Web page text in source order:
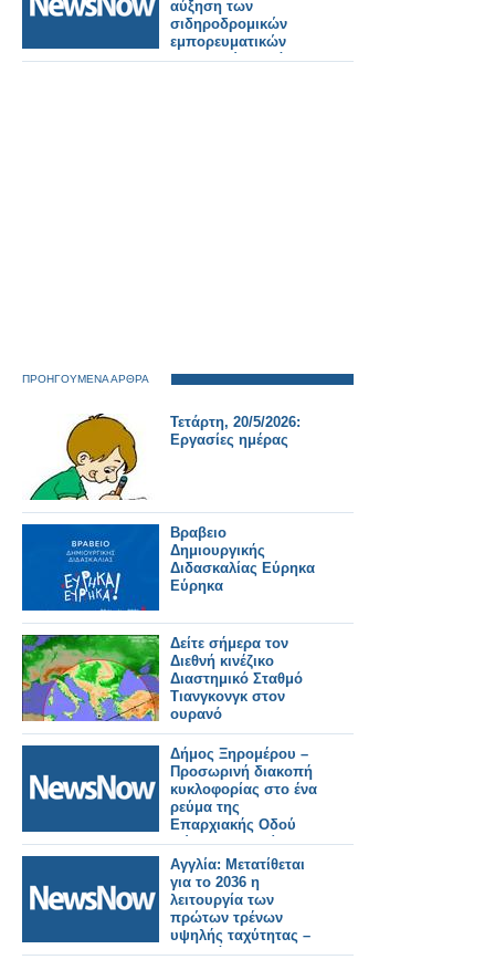
αύξηση των
σιδηροδρομικών
εμπορευματικών
μεταφορών κατά
ΠΡΟΗΓΟΥΜΕΝΑ ΑΡΘΡΑ
Τετάρτη, 20/5/2026:
Εργασίες ημέρας
Βραβειο
Δημιουργικής
Διδασκαλίας Εύρηκα
Εύρηκα
Δείτε σήμερα τον
Διεθνή κινέζικο
Διαστημικό Σταθμό
Τιανγκονγκ στον
ουρανό
Δήμος Ξηρομέρου –
Προσωρινή διακοπή
κυκλοφορίας στο ένα
ρεύμα της
Επαρχιακής Οδού
Μύτικα – Παλαίρου.
Αγγλία: Μετατίθεται
για το 2036 η
λειτουργία των
πρώτων τρένων
υψηλής ταχύτητας –
Υπερβάσεις 107 δισ.